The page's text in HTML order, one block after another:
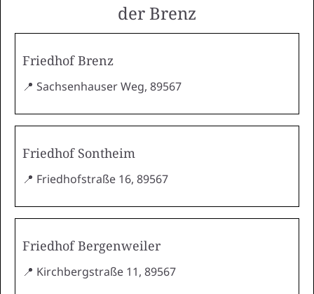
der Brenz
Friedhof Brenz
📍 Sachsenhauser Weg, 89567
Friedhof Sontheim
📍 Friedhofstraße 16, 89567
Friedhof Bergenweiler
📍 Kirchbergstraße 11, 89567